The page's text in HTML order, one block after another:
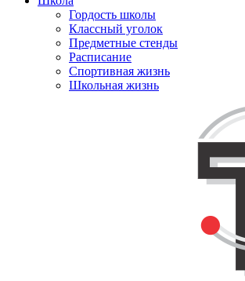
Гордость школы
Классный уголок
Предметные стенды
Расписание
Спортивная жизнь
Школьная жизнь